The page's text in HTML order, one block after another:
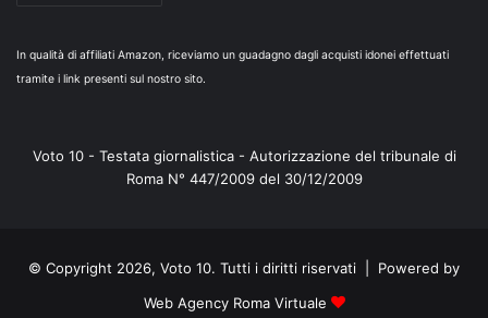
In qualità di affiliati Amazon, riceviamo un guadagno dagli acquisti idonei effettuati
tramite i link presenti sul nostro sito.
Voto 10 - Testata giornalistica - Autorizzazione del tribunale di
Roma N° 447/2009 del 30/12/2009
© Copyright 2026, Voto 10. Tutti i diritti riservati | Powered by
Web Agency Roma Virtuale